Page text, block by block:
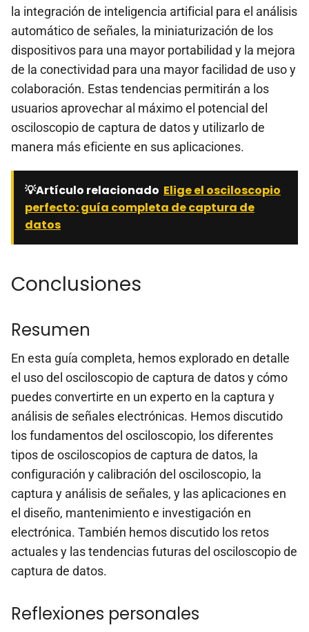
la integración de inteligencia artificial para el análisis
automático de señales, la miniaturización de los
dispositivos para una mayor portabilidad y la mejora
de la conectividad para una mayor facilidad de uso y
colaboración. Estas tendencias permitirán a los
usuarios aprovechar al máximo el potencial del
osciloscopio de captura de datos y utilizarlo de
manera más eficiente en sus aplicaciones.
💡Artículo relacionado Elige el osciloscopio
perfecto: guía completa de captura de
datos
Conclusiones
Resumen
En esta guía completa, hemos explorado en detalle
el uso del osciloscopio de captura de datos y cómo
puedes convertirte en un experto en la captura y
análisis de señales electrónicas. Hemos discutido
los fundamentos del osciloscopio, los diferentes
tipos de osciloscopios de captura de datos, la
configuración y calibración del osciloscopio, la
captura y análisis de señales, y las aplicaciones en
el diseño, mantenimiento e investigación en
electrónica. También hemos discutido los retos
actuales y las tendencias futuras del osciloscopio de
captura de datos.
Reflexiones personales